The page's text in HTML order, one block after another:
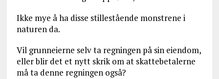
Ikke mye å ha disse stillestående monstrene i
naturen da.
Vil grunneierne selv ta regningen på sin eiendom,
eller blir det et nytt skrik om at skattebetalerne
må ta denne regningen også?